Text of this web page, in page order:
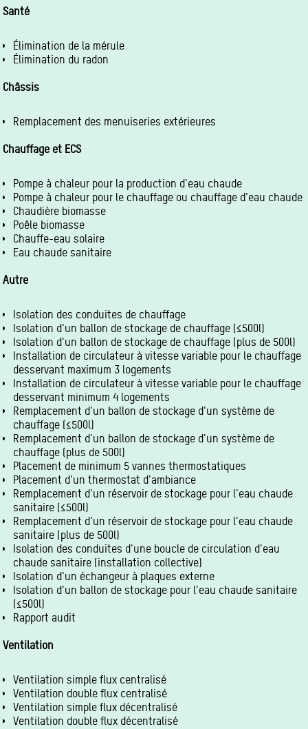
Santé
Élimination de la mérule
Élimination du radon
Châssis
Remplacement des menuiseries extérieures
Chauffage et ECS
Pompe à chaleur pour la production d'eau chaude
Pompe à chaleur pour le chauffage ou chauffage d'eau chaude
Chaudière biomasse
Poêle biomasse
Chauffe-eau solaire
Eau chaude sanitaire
Autre
Isolation des conduites de chauffage
Isolation d'un ballon de stockage de chauffage (≤500l)
Isolation d'un ballon de stockage de chauffage (plus de 500l)
Installation de circulateur à vitesse variable pour le chauffage
desservant maximum 3 logements
Installation de circulateur à vitesse variable pour le chauffage
desservant minimum 4 logements
Remplacement d'un ballon de stockage d'un système de
chauffage (≤500l)
Remplacement d'un ballon de stockage d'un système de
chauffage (plus de 500l)
Placement de minimum 5 vannes thermostatiques
Placement d'un thermostat d'ambiance
Remplacement d'un réservoir de stockage pour l'eau chaude
sanitaire (≤500l)
Remplacement d'un réservoir de stockage pour l'eau chaude
sanitaire (plus de 500l)
Isolation des conduites d'une boucle de circulation d'eau
chaude sanitaire (installation collective)
Isolation d'un échangeur à plaques externe
Isolation d'un ballon de stockage pour l'eau chaude sanitaire
(≤500l)
Rapport audit
Ventilation
Ventilation simple flux centralisé
Ventilation double flux centralisé
Ventilation simple flux décentralisé
Ventilation double flux décentralisé